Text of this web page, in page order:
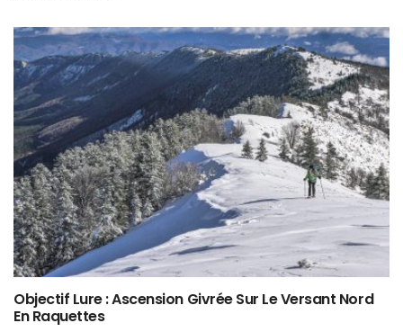
Objectif Lure : Ascension Givrée Sur Le Versant Nord
En Raquettes